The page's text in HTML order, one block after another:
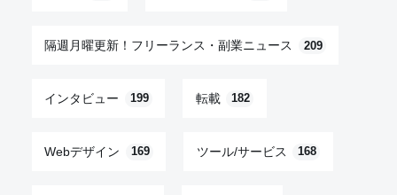
隔週月曜更新！フリーランス・副業ニュース 209
インタビュー 199 転載 182
Webデザイン 169 ツール/サービス 168